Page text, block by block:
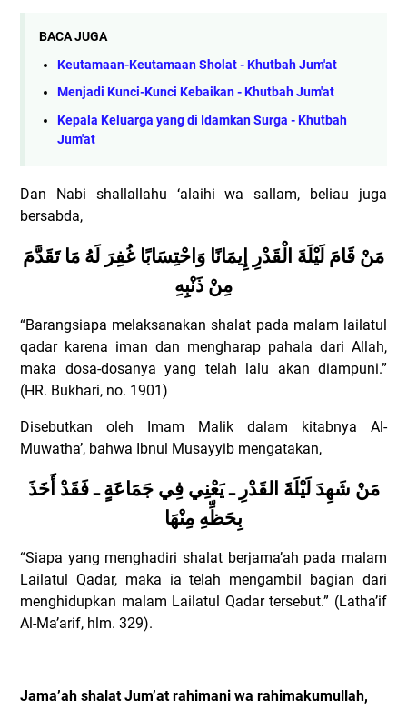
BACA JUGA
Keutamaan-Keutamaan Sholat - Khutbah Jum'at
Menjadi Kunci-Kunci Kebaikan - Khutbah Jum'at
Kepala Keluarga yang di Idamkan Surga - Khutbah
Jum'at
Dan Nabi shallallahu ‘alaihi wa sallam, beliau juga
bersabda,
مَنْ قَامَ لَيْلَةَ الْقَدْرِ إِيمَانًا وَاحْتِسَابًا غُفِرَ لَهُ مَا تَقَدَّمَ
مِنْ ذَنْبِهِ
“Barangsiapa melaksanakan shalat pada malam lailatul
qadar karena iman dan mengharap pahala dari Allah,
maka dosa-dosanya yang telah lalu akan diampuni.”
(HR. Bukhari, no. 1901)
Disebutkan oleh Imam Malik dalam kitabnya Al-
Muwatha’, bahwa Ibnul Musayyib mengatakan,
مَنْ شَهِدَ لَيْلَةَ القَدْرِ ـ يَعْنِي فِي جَمَاعَةٍ ـ فَقَدْ أَخَذَ
بِحَظِّهِ مِنْهَا
“Siapa yang menghadiri shalat berjama’ah pada malam
Lailatul Qadar, maka ia telah mengambil bagian dari
menghidupkan malam Lailatul Qadar tersebut.” (Latha’if
Al-Ma’arif, hlm. 329).
Jama’ah shalat Jum’at rahimani wa rahimakumullah,